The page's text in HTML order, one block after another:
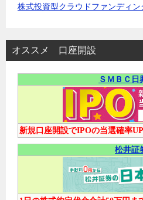
株式投資型クラウドファンディン
オススメ 口座開設
ＳＭＢＣ日
新規口座開設でIPOの当選確率
松井証